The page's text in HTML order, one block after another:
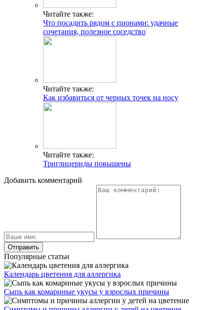
Читайте также:
Что посадить рядом с пионами: удачные
сочетания, полезное соседство
Читайте также:
Как избавиться от черных точек на носу
Читайте также:
Триглицериды повышены
Добавить комментарий
Популярные статьи
Календарь цветения для аллергика
Сыпь как комариные укусы у взрослых причины